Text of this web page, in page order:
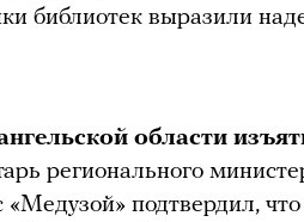
библиотек выразили
области
регионального
«Медузой» подтвердил,